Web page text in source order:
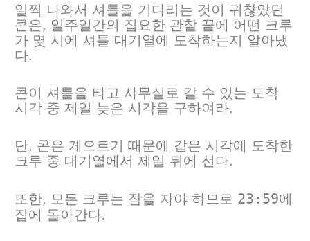
일찍 나와서 셔틀을 기다리는 것이 귀찮았던
콘은, 일주일간의 집요한 관찰 끝에 어떤 크루
가 몇 시에 셔틀 대기열에 도착하는지 알아냈
다.
콘이 셔틀을 타고 사무실로 갈 수 있는 도착
시각 중 제일 늦은 시각을 구하여라.
단, 콘은 게으르기 때문에 같은 시각에 도착한
크루 중 대기열에서 제일 뒤에 선다.
또한, 모든 크루는 잠을 자야 하므로 23:59에
집에 돌아간다.